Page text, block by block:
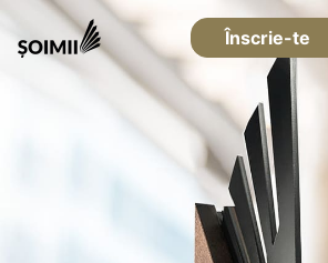
Înscrie-te